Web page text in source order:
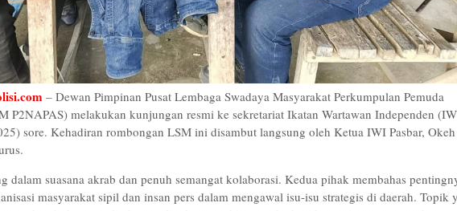
– Dewan Pimpinan Pusat Lembaga Swadaya Masyarakat Perkumpulan Pemuda
P2NAPAS) melakukan kunjungan resmi ke sekretariat Ikatan Wartawan Independen
sore. Kehadiran rombongan LSM ini disambut langsung oleh Ketua IWI Pasbar, Okeh
dalam suasana akrab dan penuh semangat kolaborasi. Kedua pihak membahas
masyarakat sipil dan insan pers dalam mengawal isu-isu strategis di daerah. Topik